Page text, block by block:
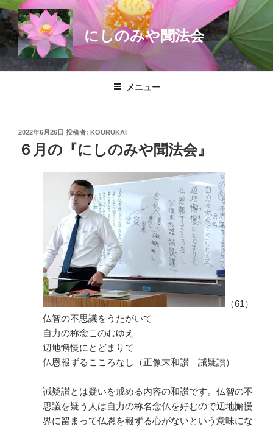
コ
ン
テ
ン
ツ
にしのみや聞法会
メニュー
投
稿
日:
2022年6月26日 投稿者: KOURUKAI
６月の『にしのみや聞法会』
（61）
仏智の不思議をうたがいて
自力の称念このむゆえ
辺地懈慢にとどまりて
仏恩報ずるこころなし（正像末和讃 誡疑讃）
誡疑讃とは疑いを戒める内容の和讃です。仏智の不
思議を疑う人は自力の称名念仏を好むので辺地懈慢
界に留まって仏恩を報ずる心がないという意味にな